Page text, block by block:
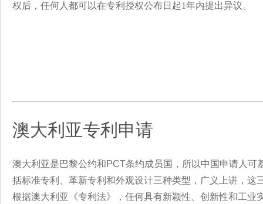
权后，任何人都可以在专利授权公布日起1年内提出异议。
澳大利亚专利申请
澳大利亚是巴黎公约和PCT条约成员国，所以中国申请人
括标准专利、革新专利和外观设计三种类型，广义上讲，
根据澳大利亚《专利法》，任何具有新颖性、创新性和工